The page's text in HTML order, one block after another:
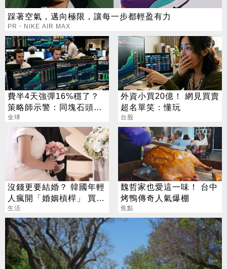
踩著空氣，邁向極限，讓每一步都輕盈有力
PR・NIKE AIR MAX
費半4天強彈16%穩了？
策略師示警：同塊石頭不
會絆2次
全球
外資小買20億！ 網見買賣
超名單笑：懂玩
台股
沒錢更要結婚？ 韓國年輕
人瘋開「婚姻槓桿」 買房
拚翻轉階級
生活
魏哲家也愛這一味！ 台中
烤鴨傳奇人氣爆棚
焦點